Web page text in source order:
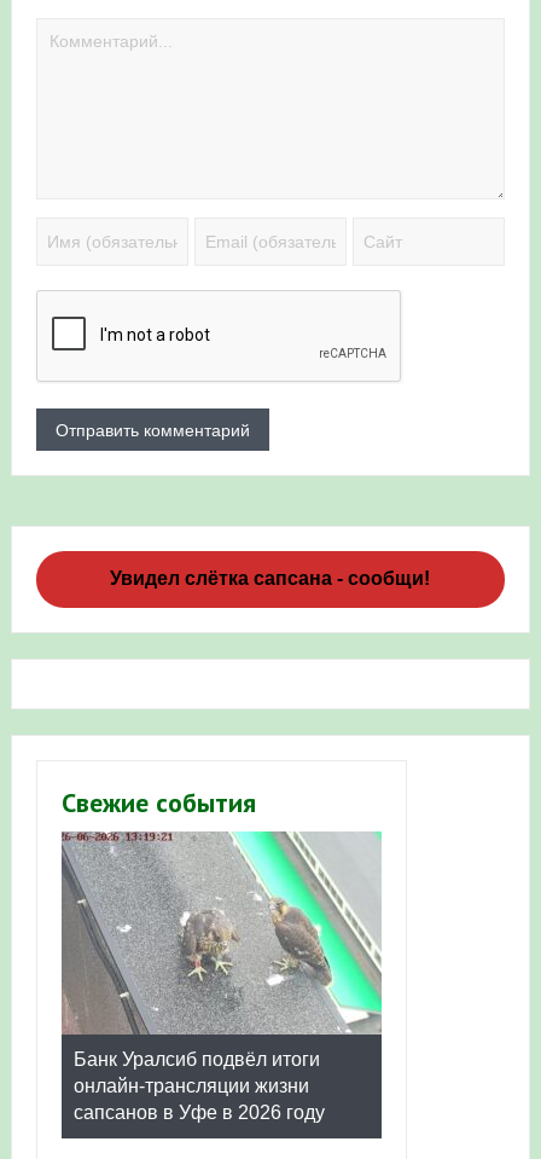
Увидел слётка сапсана - сообщи!
Свежие события
Банк Уралсиб подвёл итоги
онлайн-трансляции жизни
сапсанов в Уфе в 2026 году